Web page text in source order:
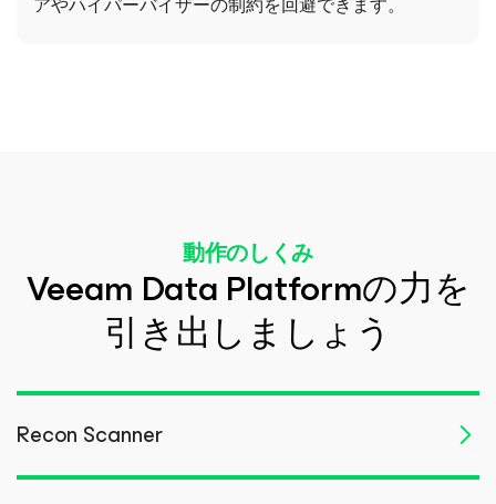
動作のしくみ
Veeam Data Platformの力を
引き出しましょう
Recon Scanner